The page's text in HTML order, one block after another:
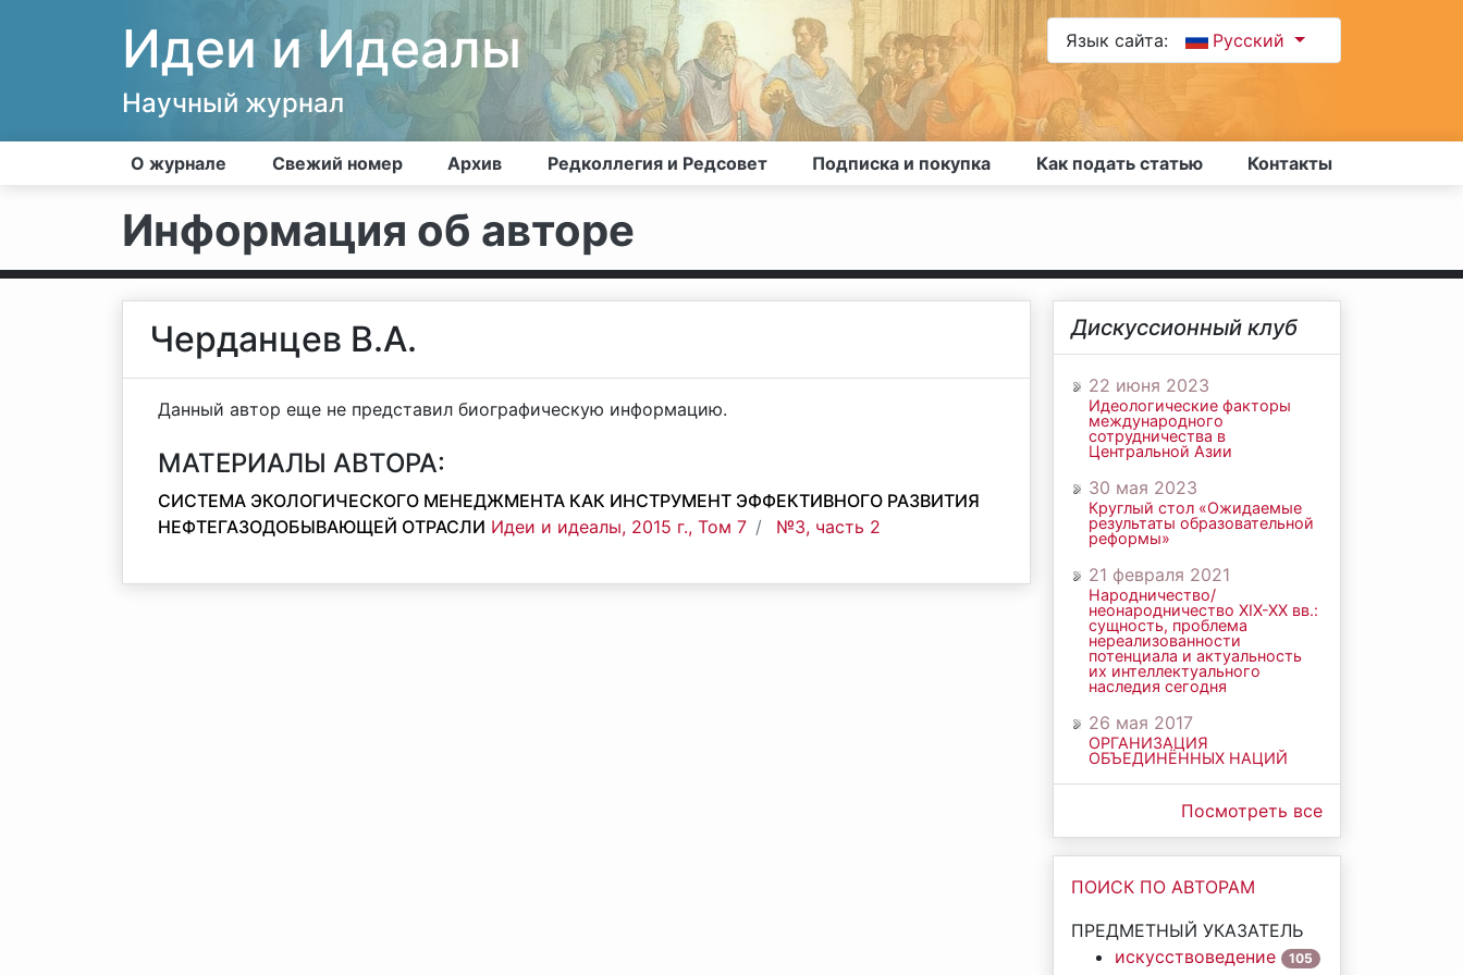
Идеи и Идеалы
Научный журнал
Язык сайта: Русский
О журнале Свежий номер Архив Редколлегия и Редсовет Подписка и покупка Как подать статью Контакты
Информация об авторе
Черданцев В.А.
Данный автор еще не представил биографическую информацию.
МАТЕРИАЛЫ АВТОРА:
СИСТЕМА ЭКОЛОГИЧЕСКОГО МЕНЕДЖМЕНТА КАК ИНСТРУМЕНТ ЭФФЕКТИВНОГО РАЗВИТИЯ
НЕФТЕГАЗОДОБЫВАЮЩЕЙ ОТРАСЛИ Идеи и идеалы, 2015 г., Том 7 №3, часть 2
Дискуссионный клуб
22 июня 2023
Идеологические факторы
международного
сотрудничества в
Центральной Азии
30 мая 2023
Круглый стол «Ожидаемые
результаты образовательной
реформы»
21 февраля 2021
Народничество/
неонародничество ХIХ-ХХ вв.:
сущность, проблема
нереализованности
потенциала и актуальность
их интеллектуального
наследия сегодня
26 мая 2017
ОРГАНИЗАЦИЯ
ОБЪЕДИНЁННЫХ НАЦИЙ
Посмотреть все
ПОИСК ПО АВТОРАМ
ПРЕДМЕТНЫЙ УКАЗАТЕЛЬ
искусствоведение
105